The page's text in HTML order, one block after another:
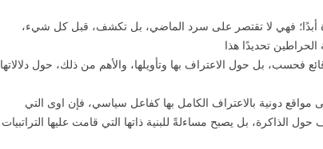
أبدًا؛ فهي لا تقتصر على سرد الماضي، بل تكشف، قبل كل شيء،
تحديدًا هذا
فحسب، بل حول الاعتراف بها وتأويلها، والأهم من ذلك، حول دلالاتها
مواقع دونية بالاعتراف الكامل بها كفاعل سياسي، فإن اوى التي
الذاكرة، بل يصبح مساءلةً للبنية ذاتها التي قامت عليها التراتبيات